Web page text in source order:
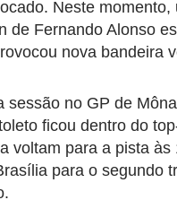
Neste momento,
de Fernando Alonso
nova bandeira
sessão no GP de
ficou dentro do
voltam para a pista às
para o segundo